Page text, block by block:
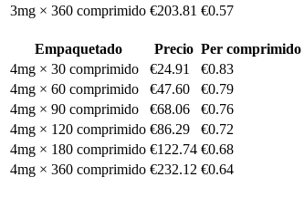
3mg × 360 comprimido €203.81 €0.57
Empaquetado Precio Per comprimido
4mg × 30 comprimido
€24.91 €0.83
4mg × 60 comprimido
€47.60 €0.79
4mg × 90 comprimido
€68.06 €0.76
4mg × 120 comprimido €86.29 €0.72
4mg × 180 comprimido €122.74 €0.68
4mg × 360 comprimido €232.12 €0.64